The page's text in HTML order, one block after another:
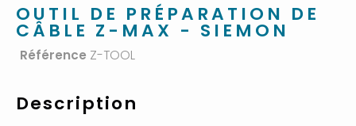
OUTIL DE PRÉPARATION DE
CÂBLE Z-MAX - SIEMON
Référence Z-TOOL
Description